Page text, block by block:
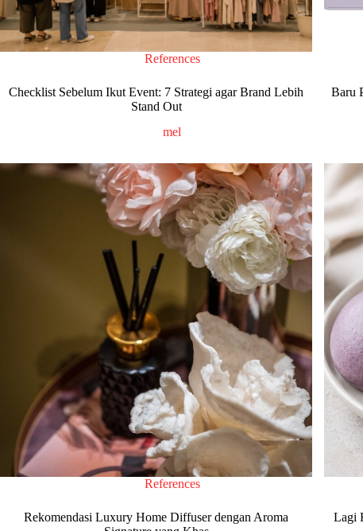
References
Checklist Sebelum Ikut Event: 7 Strategi agar Brand Lebih
Stand Out
mel
Baru
References
Rekomendasi Luxury Home Diffuser dengan Aroma
Lagi